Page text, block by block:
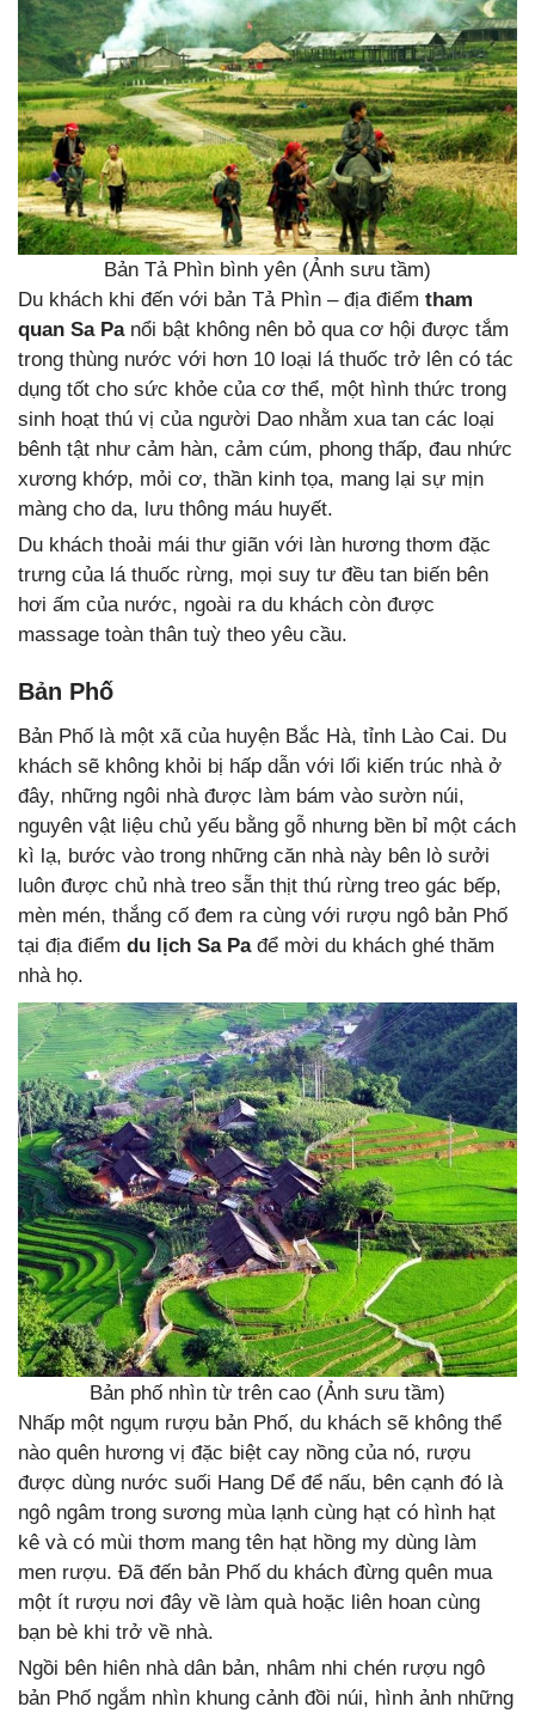
Bản Tả Phìn bình yên (Ảnh sưu tầm)
Du khách khi đến với bản Tả Phìn – địa điểm tham
quan Sa Panổi bật không nên bỏ qua cơ hội được tắm
trong thùng nước với hơn 10 loại lá thuốc trở lên có tác
dụng tốt cho sức khỏe của cơ thể, một hình thức trong
sinh hoạt thú vị của người Dao nhằm xua tan các loại
bênh tật như cảm hàn, cảm cúm, phong thấp, đau nhức
xương khớp, mỏi cơ, thần kinh tọa, mang lại sự mịn
màng cho da, lưu thông máu huyết.
Du khách thoải mái thư giãn với làn hương thơm đặc
trưng của lá thuốc rừng, mọi suy tư đều tan biến bên
hơi ấm của nước, ngoài ra du khách còn được
massage toàn thân tuỳ theo yêu cầu.
Bản Phố
Bản Phố là một xã của huyện Bắc Hà, tỉnh Lào Cai. Du
khách sẽ không khỏi bị hấp dẫn với lối kiến trúc nhà ở
đây, những ngôi nhà được làm bám vào sườn núi,
nguyên vật liệu chủ yếu bằng gỗ nhưng bền bỉ một cách
kì lạ, bước vào trong những căn nhà này bên lò sưởi
luôn được chủ nhà treo sẵn thịt thú rừng treo gác bếp,
mèn mén, thắng cố đem ra cùng với rượu ngô bản Phố
tại địa điểm du lịch Sa Pađể mời du khách ghé thăm
nhà họ.
Bản phố nhìn từ trên cao (Ảnh sưu tầm)
Nhấp một ngụm rượu bản Phố, du khách sẽ không thể
nào quên hương vị đặc biệt cay nồng của nó, rượu
được dùng nước suối Hang Dể để nấu, bên cạnh đó là
ngô ngâm trong sương mùa lạnh cùng hạt có hình hạt
kê và có mùi thơm mang tên hạt hồng my dùng làm
men rượu. Đã đến bản Phố du khách đừng quên mua
một ít rượu nơi đây về làm quà hoặc liên hoan cùng
bạn bè khi trở về nhà.
Ngồi bên hiên nhà dân bản, nhâm nhi chén rượu ngô
bản Phố ngắm nhìn khung cảnh đồi núi, hình ảnh những